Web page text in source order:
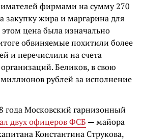
фирмами на сумму 270
закупку жира и маргарина для
цена была изначально
обвиняемые похитили более
и перечислили на счета
Беликов, в свою
рублей за исполнение
года Московский гарнизонный
двух офицеров ФСБ — майора
Константина Струкова,